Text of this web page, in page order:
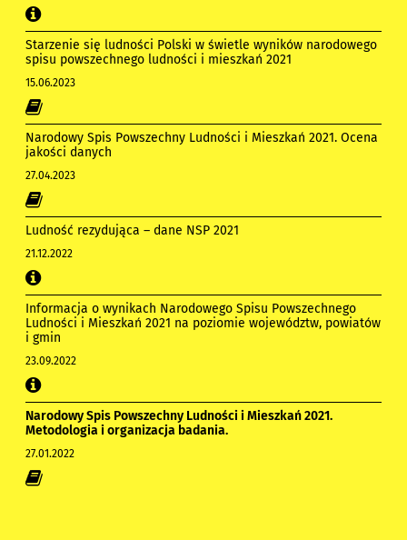
Starzenie się ludności Polski w świetle wyników narodowego
spisu powszechnego ludności i mieszkań 2021
15.06.2023
Narodowy Spis Powszechny Ludności i Mieszkań 2021. Ocena
jakości danych
27.04.2023
Ludność rezydująca – dane NSP 2021
21.12.2022
Informacja o wynikach Narodowego Spisu Powszechnego
Ludności i Mieszkań 2021 na poziomie województw, powiatów
i gmin
23.09.2022
Narodowy Spis Powszechny Ludności i Mieszkań 2021.
Metodologia i organizacja badania.
27.01.2022